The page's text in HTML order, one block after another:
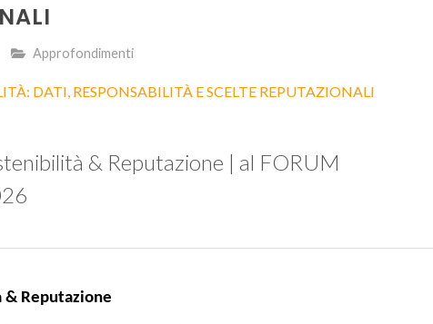
Approfondimenti
& Reputazione | al FORUM
& Reputazione